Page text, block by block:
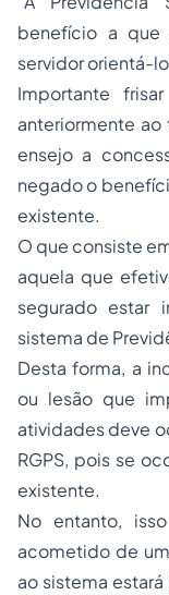
benefício a que
servidor orientá-
Importante
anteriormente ao
ensejo a
negado o
existente.
O que consiste
aquela que
segurado estar
sistema de
Desta forma, a
ou lesão que
atividades deve
RGPS, pois se
existente.
No entanto,
acometido de
ao sistema